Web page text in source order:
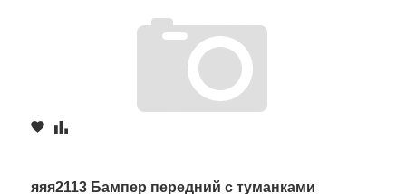
яяя2113 Бампер передний с туманками